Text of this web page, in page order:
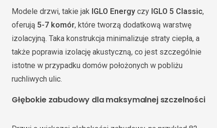
Modele drzwi, takie jak IGLO Energy czy IGLO 5 Classic,
oferują 5-7 komór, które tworzą dodatkową warstwę
izolacyjną. Taka konstrukcja minimalizuje straty ciepła, a
także poprawia izolację akustyczną, co jest szczególnie
istotne w przypadku domów położonych w pobliżu
ruchliwych ulic.
Głębokie zabudowy dla maksymalnej szczelności